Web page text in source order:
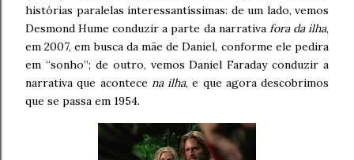
histórias paralelas interessantíssimas: de um lado, vemos
Desmond Hume conduzir a parte da narrativa fora da ilha,
em 2007, em busca da mãe de Daniel, conforme ele pedira
em “sonho”; de outro, vemos Daniel Faraday conduzir a
narrativa que acontece na ilha, e que agora descobrimos
que se passa em 1954.